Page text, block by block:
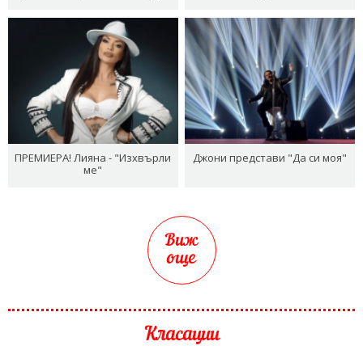
ПРЕМИЕРА! Лияна - "Изхвърли
ме"
Джони представи "Да си моя"
Виж
още
Класации